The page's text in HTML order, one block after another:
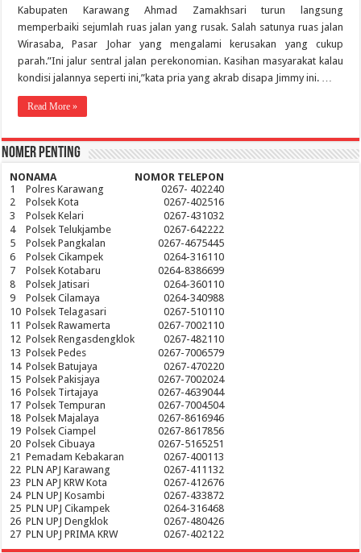
Kabupaten Karawang Ahmad Zamakhsari turun langsung
memperbaiki sejumlah ruas jalan yang rusak. Salah satunya ruas jalan
Wirasaba, Pasar Johar yang mengalami kerusakan yang cukup
parah.”Ini jalur sentral jalan perekonomian. Kasihan masyarakat kalau
kondisi jalannya seperti ini,”kata pria yang akrab disapa Jimmy ini. …
Read More »
Nomer Penting
NONAMA
NOMOR TELEPON
1
Polres Karawang
0267- 402240
2
Polsek Kota
0267-402516
3
Polsek Kelari
0267-431032
4
Polsek Telukjambe
0267-642222
5
Polsek Pangkalan
0267-4675445
6
Polsek Cikampek
0264-316110
7
Polsek Kotabaru
0264-8386699
8
Polsek Jatisari
0264-360110
9
Polsek Cilamaya
0264-340988
10 Polsek Telagasari
0267-510110
11 Polsek Rawamerta
0267-7002110
12 Polsek Rengasdengklok
0267-482110
13 Polsek Pedes
0267-7006579
14 Polsek Batujaya
0267-470220
15 Polsek Pakisjaya
0267-7002024
16 Polsek Tirtajaya
0267-4639044
17 Polsek Tempuran
0267-7004504
18 Polsek Majalaya
0267-8616946
19 Polsek Ciampel
0267-8617856
20 Polsek Cibuaya
0267-5165251
21 Pemadam Kebakaran
0267-400113
22 PLN APJ Karawang
0267-411132
23 PLN APJ KRW Kota
0267-412676
24 PLN UPJ Kosambi
0267-433872
25 PLN UPJ Cikampek
0264-316468
26 PLN UPJ Dengklok
0267-480426
27 PLN UPJ PRIMA KRW 0267-402122